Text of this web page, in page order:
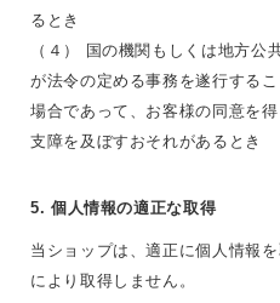
るとき
（４） 国の機関もしくは地方公
が法令の定める事務を遂行する
場合であって、お客様の同意を
支障を及ぼすおそれがあるとき
5. 個人情報の適正な取得
当ショップは、適正に個人情報
により取得しません。